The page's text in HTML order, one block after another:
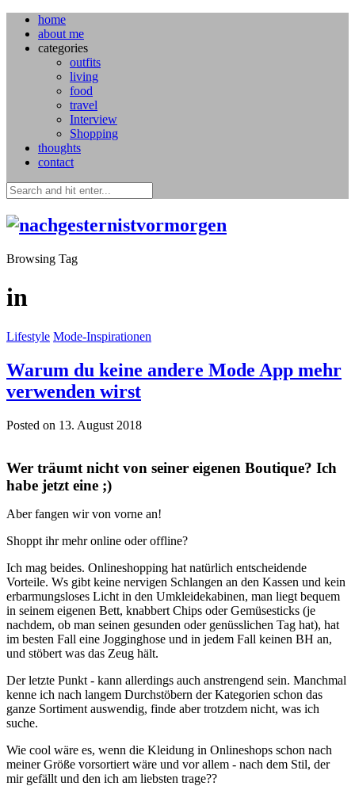
home
about me
categories
outfits
living
food
travel
Interview
Shopping
thoughts
contact
Browsing Tag
in
Lifestyle Mode-Inspirationen
Warum du keine andere Mode App mehr
verwenden wirst
Posted on 13. August 2018
Wer träumt nicht von seiner eigenen Boutique? Ich
habe jetzt eine ;)
Aber fangen wir von vorne an!
Shoppt ihr mehr online oder offline?
Ich mag beides. Onlineshopping hat natürlich entscheidende
Vorteile. Ws gibt keine nervigen Schlangen an den Kassen und kein
erbarmungsloses Licht in den Umkleidekabinen, man liegt bequem
in seinem eigenen Bett, knabbert Chips oder Gemüsesticks (je
nachdem, ob man seinen gesunden oder genüsslichen Tag hat), hat
im besten Fall eine Jogginghose und in jedem Fall keinen BH an,
und stöbert was das Zeug hält.
Der letzte Punkt - kann allerdings auch anstrengend sein. Manchmal
kenne ich nach langem Durchstöbern der Kategorien schon das
ganze Sortiment auswendig, finde aber trotzdem nicht, was ich
suche.
Wie cool wäre es, wenn die Kleidung in Onlineshops schon nach
meiner Größe vorsortiert wäre und vor allem - nach dem Stil, der
mir gefällt und den ich am liebsten trage??